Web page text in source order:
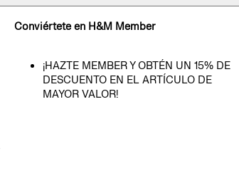
Conviértete en H&M Member
¡HAZTE MEMBER Y OBTÉN UN 15% DE
DESCUENTO EN EL ARTÍCULO DE
MAYOR VALOR!